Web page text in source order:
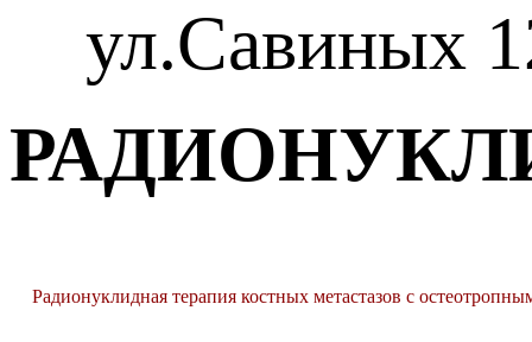
ул.Савиных
Радионуклидная терапия костных метастазов с